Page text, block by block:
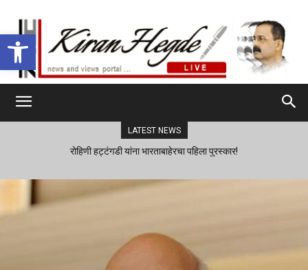
Open toolbar
LATEST NEWS
रोहिणी हट्टंगडी यांना भारताबाहेरचा पहिला पुरस्कार!